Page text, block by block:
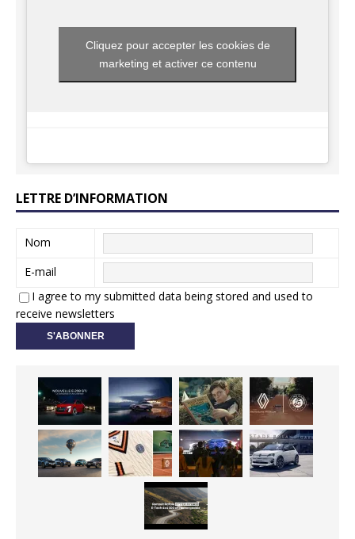
Cliquez pour accepter les cookies de
marketing et activer ce contenu
LETTRE D’INFORMATION
Nom
E-mail
I agree to my submitted data being stored and used to
receive newsletters